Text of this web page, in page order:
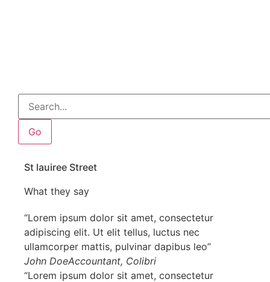
Go
St lauiree Street
What they say
“Lorem ipsum dolor sit amet, consectetur
adipiscing elit. Ut elit tellus, luctus nec
ullamcorper mattis, pulvinar dapibus leo”
John DoeAccountant, Colibri
“Lorem ipsum dolor sit amet, consectetur